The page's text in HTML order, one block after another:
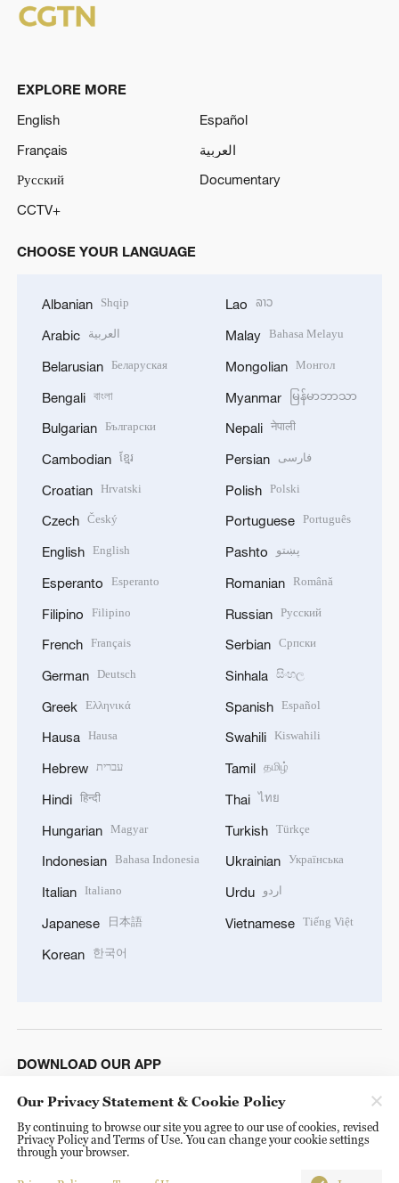
EXPLORE MORE
English
Español
Français
العربية
Русский
Documentary
CCTV+
CHOOSE YOUR LANGUAGE
Albanian Shqip
Arabic العربية
Belarusian Беларуская
Bengali বাংলা
Bulgarian Български
Cambodian ខ្មែរ
Croatian Hrvatski
Czech Český
English English
Esperanto Esperanto
Filipino Filipino
French Français
German Deutsch
Greek Ελληνικά
Hausa Hausa
Hebrew עברית
Hindi हिन्दी
Hungarian Magyar
Indonesian Bahasa Indonesia
Italian Italiano
Japanese 日本語
Korean 한국어
Lao ລາວ
Malay Bahasa Melayu
Mongolian Монгол
Myanmar မြန်မာဘာသာ
Nepali नेपाली
Persian فارسی
Polish Polski
Portuguese Português
Pashto پښتو
Romanian Română
Russian Русский
Serbian Српски
Sinhala සිංහල
Spanish Español
Swahili Kiswahili
Tamil தமிழ்
Thai ไทย
Turkish Türkçe
Ukrainian Українська
Urdu اردو
Vietnamese Tiếng Việt
DOWNLOAD OUR APP
Our Privacy Statement & Cookie Policy
By continuing to browse our site you agree to our use of cookies, revised
Privacy Policy and Terms of Use. You can change your cookie settings
through your browser.